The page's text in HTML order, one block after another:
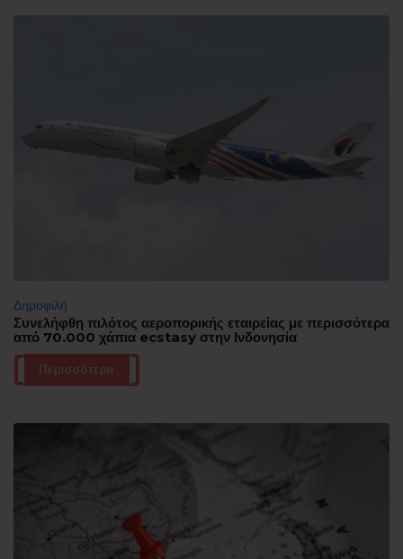
Δημοφιλή
Συνελήφθη πιλότος αεροπορικής εταιρείας με περισσότερα
από 70.000 χάπια ecstasy στην Ινδονησία
Περισσότερα